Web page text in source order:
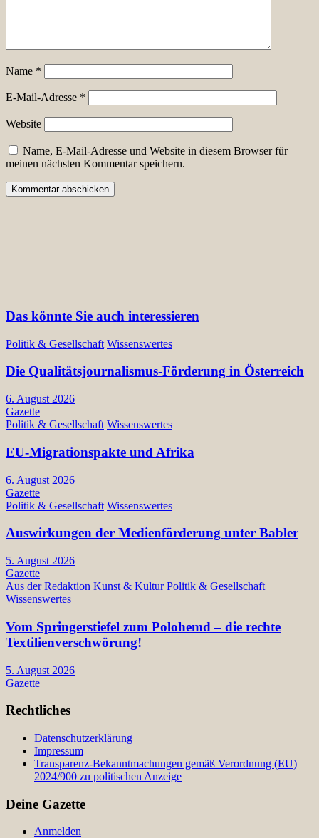
Name *
E-Mail-Adresse *
Website
Name, E-Mail-Adresse und Website in diesem Browser für
meinen nächsten Kommentar speichern.
Das könnte Sie auch interessieren
Politik & Gesellschaft Wissenswertes
Die Qualitätsjournalismus-Förderung in Österreich
6. August 2026
Gazette
Politik & Gesellschaft Wissenswertes
EU-Migrationspakte und Afrika
6. August 2026
Gazette
Politik & Gesellschaft Wissenswertes
Auswirkungen der Medienförderung unter Babler
5. August 2026
Gazette
Aus der Redaktion Kunst & Kultur Politik & Gesellschaft
Wissenswertes
Vom Springerstiefel zum Polohemd – die rechte
Textilienverschwörung!
5. August 2026
Gazette
Rechtliches
Datenschutzerklärung
Impressum
Transparenz-Bekanntmachungen gemäß Verordnung (EU)
2024/900 zu politischen Anzeige
Deine Gazette
Anmelden